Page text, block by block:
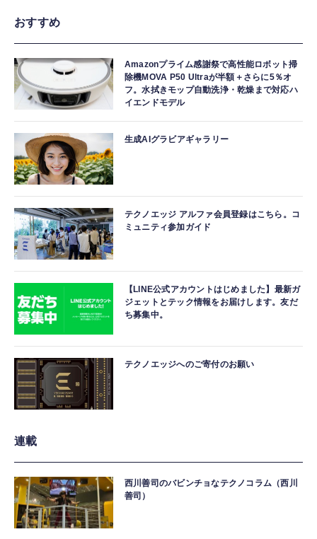
おすすめ
Amazonプライム感謝祭で高性能ロボット掃
除機MOVA P50 Ultraが半額＋さらに5％オ
フ。水拭きモップ自動洗浄・乾燥まで対応ハ
イエンドモデル
生成AIグラビアギャラリー
テクノエッジ アルファ会員登録はこちら。コ
ミュニティ参加ガイド
【LINE公式アカウントはじめました】最新ガ
ジェットとテック情報をお届けします。友だ
ち募集中。
テクノエッジへのご寄付のお願い
連載
西川善司のバビンチョなテクノコラム（西川
善司）